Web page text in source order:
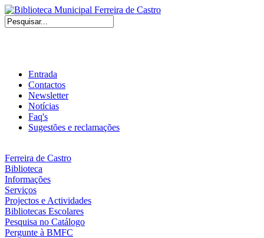
Entrada
Contactos
Newsletter
Notícias
Faq's
Sugestões e reclamações
Ferreira de Castro
Biblioteca
Informações
Serviços
Projectos e Actividades
Bibliotecas Escolares
Pesquisa no Catálogo
Pergunte à BMFC